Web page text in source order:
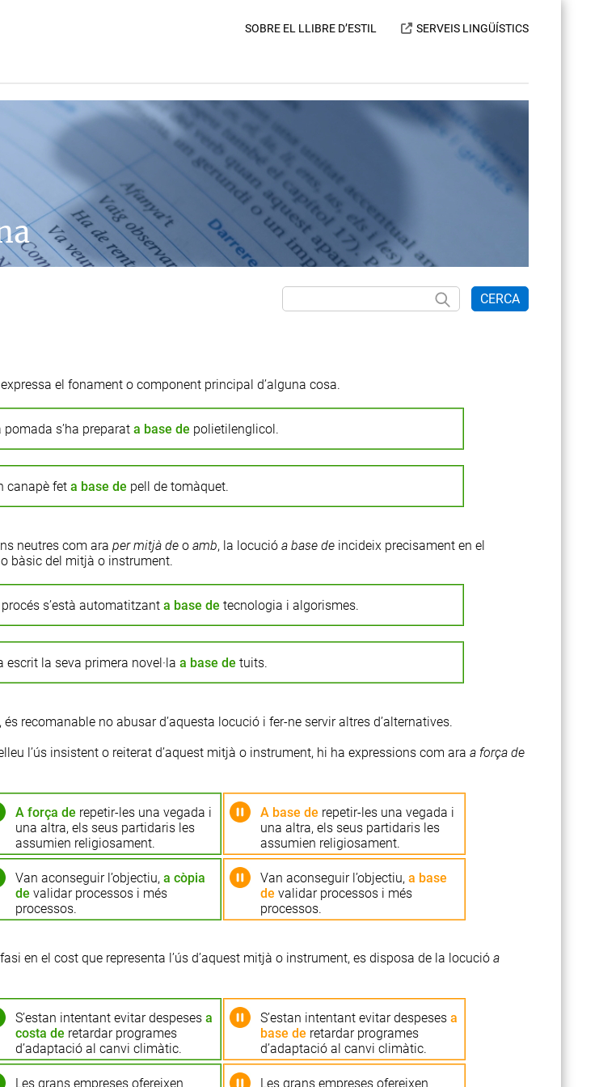
SOBRE EL LLIBRE D’ESTIL SERVEIS LINGÜÍSTICS
CERCA
expressa el fonament o component principal d’alguna cosa.
pomada s’ha preparat a base de polietilenglicol.
canapè fet a base de pell de tomàquet.
neutres com ara per mitjà de o amb, la locució a base de incideix precisament en el
bàsic del mitjà o instrument.
procés s’està automatitzant a base de tecnologia i algorismes.
escrit la seva primera novel·la a base de tuits.
recomanable no abusar d’aquesta locució i fer-ne servir altres d’alternatives.
l’ús insistent o reiterat d’aquest mitjà o instrument, hi ha expressions com ara a força de
A força de repetir-les una vegada i
una altra, els seus partidaris les
assumien religiosament.
A base de repetir-les una vegada i
una altra, els seus partidaris les
assumien religiosament.
Van aconseguir l’objectiu, a còpia
de validar processos i més
processos.
Van aconseguir l’objectiu, a base
de validar processos i més
processos.
en el cost que representa l’ús d’aquest mitjà o instrument, es disposa de la locució a
S’estan intentant evitar despeses a
costa de retardar programes
d’adaptació al canvi climàtic.
S’estan intentant evitar despeses a
base de retardar programes
d’adaptació al canvi climàtic.
Les grans empreses ofereixen
Les grans empreses ofereixen